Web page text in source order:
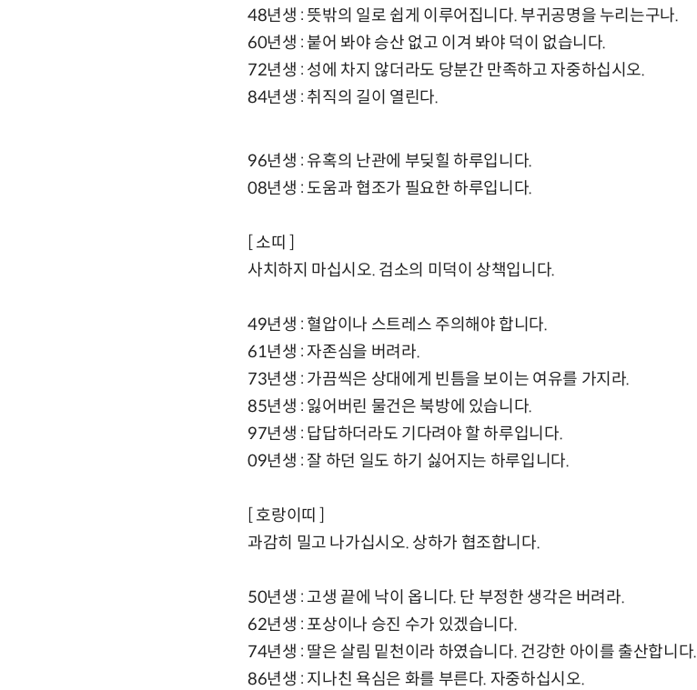
48년생 : 뜻밖의 일로 쉽게 이루어집니다. 부귀공명을 누리는구나.
60년생 : 붙어 봐야 승산 없고 이겨 봐야 덕이 없습니다.
72년생 : 성에 차지 않더라도 당분간 만족하고 자중하십시오.
84년생 : 취직의 길이 열린다.
96년생 : 유혹의 난관에 부딪힐 하루입니다.
08년생 : 도움과 협조가 필요한 하루입니다.
[ 소띠 ]
사치하지 마십시오. 검소의 미덕이 상책입니다.
49년생 : 혈압이나 스트레스 주의해야 합니다.
61년생 : 자존심을 버려라.
73년생 : 가끔씩은 상대에게 빈틈을 보이는 여유를 가지라.
85년생 : 잃어버린 물건은 북방에 있습니다.
97년생 : 답답하더라도 기다려야 할 하루입니다.
09년생 : 잘 하던 일도 하기 싫어지는 하루입니다.
[ 호랑이띠 ]
과감히 밀고 나가십시오. 상하가 협조합니다.
50년생 : 고생 끝에 낙이 옵니다. 단 부정한 생각은 버려라.
62년생 : 포상이나 승진 수가 있겠습니다.
74년생 : 딸은 살림 밑천이라 하였습니다. 건강한 아이를 출산합니다.
86년생 : 지나친 욕심은 화를 부른다. 자중하십시오.